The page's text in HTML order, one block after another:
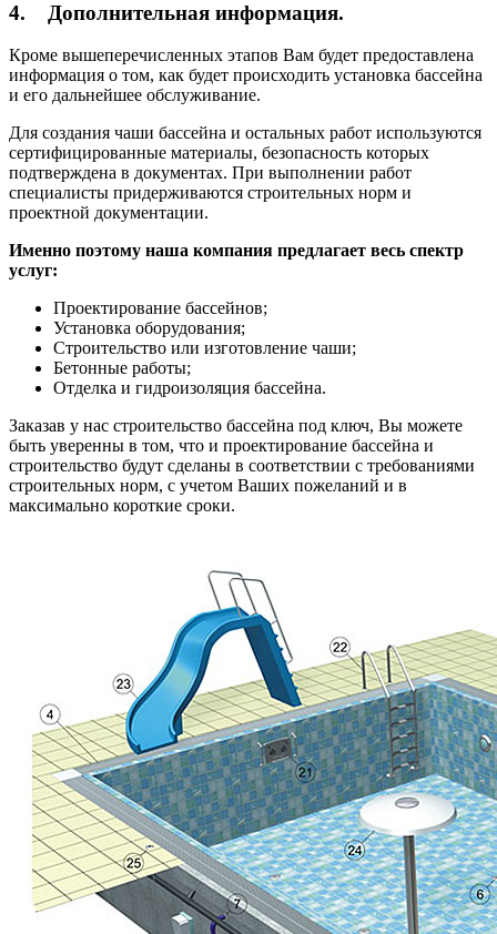
4. Дополнительная информация.
Кроме вышеперечисленных этапов Вам будет предоставлена
информация о том, как будет происходить установка бассейна
и его дальнейшее обслуживание.
Для создания чаши бассейна и остальных работ используются
сертифицированные материалы, безопасность которых
подтверждена в документах. При выполнении работ
специалисты придерживаются строительных норм и
проектной документации.
Именно поэтому наша компания предлагает весь спектр
услуг:
Проектирование бассейнов;
Установка оборудования;
Строительство или изготовление чаши;
Бетонные работы;
Отделка и гидроизоляция бассейна.
Заказав у нас строительство бассейна под ключ, Вы можете
быть уверенны в том, что и проектирование бассейна и
строительство будут сделаны в соответствии с требованиями
строительных норм, с учетом Ваших пожеланий и в
максимально короткие сроки.